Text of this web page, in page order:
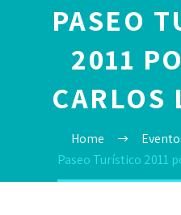
PASEO
2011
CARLOS
Home
Paseo Turístico 2011